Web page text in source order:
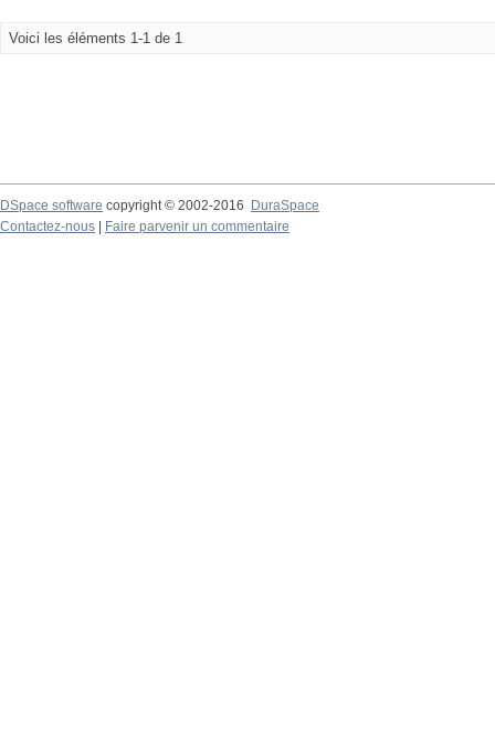
Voici les éléments 1-1 de 1
DSpace software copyright © 2002-2016
DuraSpace
Contactez-nous
Faire parvenir un commentaire